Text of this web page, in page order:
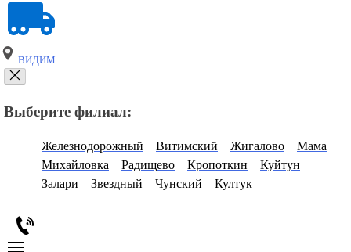
ВИДИМ
Выберите филиал:
Железнодорожный Витимский Жигалово
Мама
Михайловка
Радищево Кропоткин
Куйтун
Залари
Звездный Чунский Култук